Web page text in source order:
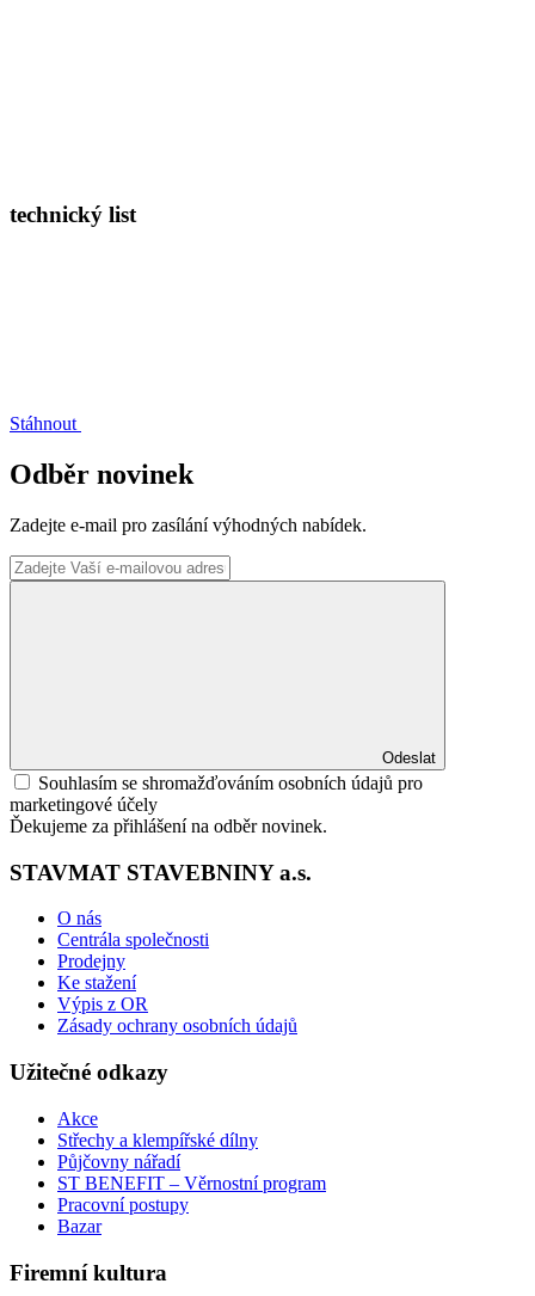
technický list
Stáhnout
Odběr novinek
Zadejte e-mail pro zasílání výhodných nabídek.
Odeslat
Souhlasím se shromažďováním osobních údajů pro
marketingové účely
Ďekujeme za přihlášení na odběr novinek.
STAVMAT STAVEBNINY a.s.
O nás
Centrála společnosti
Prodejny
Ke stažení
Výpis z OR
Zásady ochrany osobních údajů
Užitečné odkazy
Akce
Střechy a klempířské dílny
Půjčovny nářadí
ST BENEFIT – Věrnostní program
Pracovní postupy
Bazar
Firemní kultura